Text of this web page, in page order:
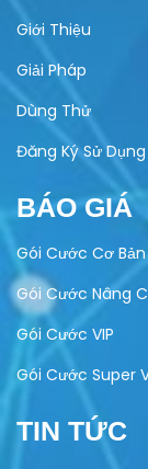
Giới Thiệu
Giải Pháp
Dùng Thử
Đăng Ký Sử Dụng
BÁO GIÁ
Gói Cước Cơ Bản
Gói Cước Nâng
Gói Cước VIP
Gói Cước Super
TIN TỨC